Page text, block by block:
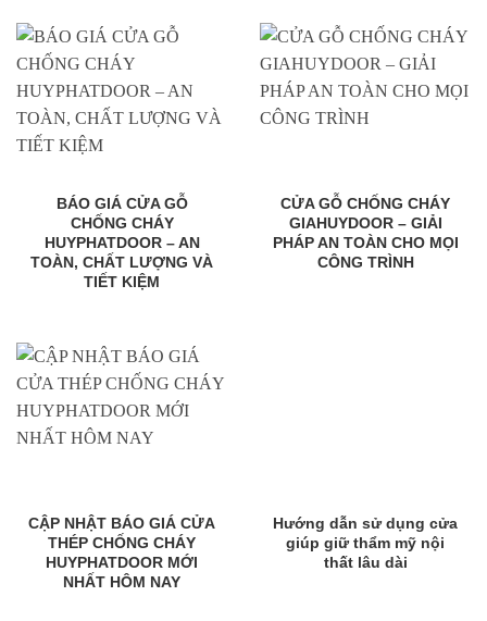
BÁO GIÁ CỬA GỖ
CHỐNG CHÁY
HUYPHATDOOR – AN
TOÀN, CHẤT LƯỢNG VÀ
TIẾT KIỆM
CỬA GỖ CHỐNG CHÁY
GIAHUYDOOR – GIẢI
PHÁP AN TOÀN CHO MỌI
CÔNG TRÌNH
CẬP NHẬT BÁO GIÁ CỬA
THÉP CHỐNG CHÁY
HUYPHATDOOR MỚI
NHẤT HÔM NAY
Hướng dẫn sử dụng cửa
giúp giữ thẩm mỹ nội
thất lâu dài